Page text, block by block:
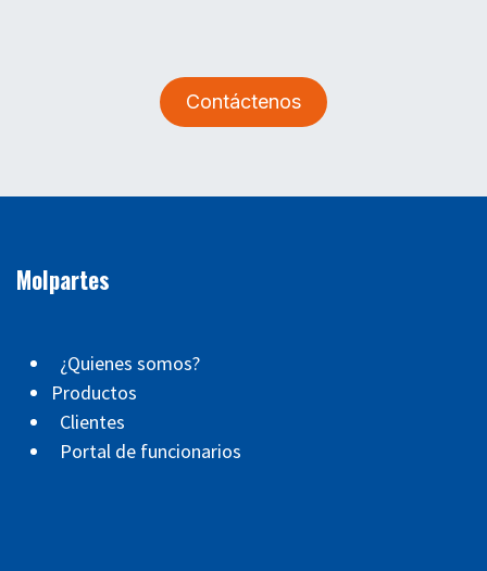
Contáctenos
Molpartes
¿Quienes somos?
Productos
Clientes
Portal de funcionarios